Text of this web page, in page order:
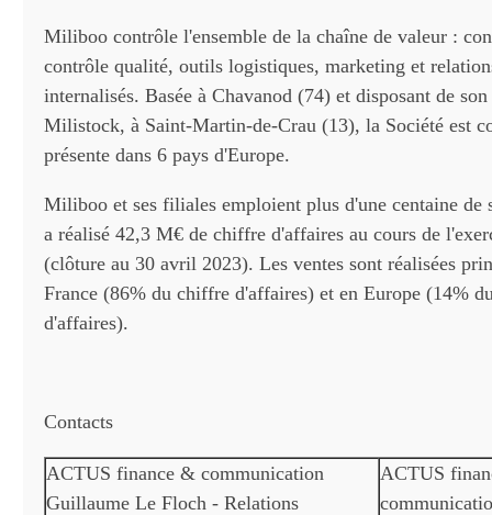
Miliboo contrôle l'ensemble de la chaîne de valeur :
contrôle qualité, outils logistiques, marketing et
internalisés. Basée à Chavanod (74) et disposant de
Milistock, à Saint-Martin-de-Crau (13), la Société est
présente dans 6 pays d'Europe.
Miliboo et ses filiales emploient plus d'une centaine de
a réalisé 42,3 M€ de chiffre d'affaires au cours de
(clôture au 30 avril 2023). Les ventes sont réalisées
France (86% du chiffre d'affaires) et en Europe (14%
d'affaires).
Contacts
ACTUS finance & communication
Guillaume Le Floch - Relations
ACTUS